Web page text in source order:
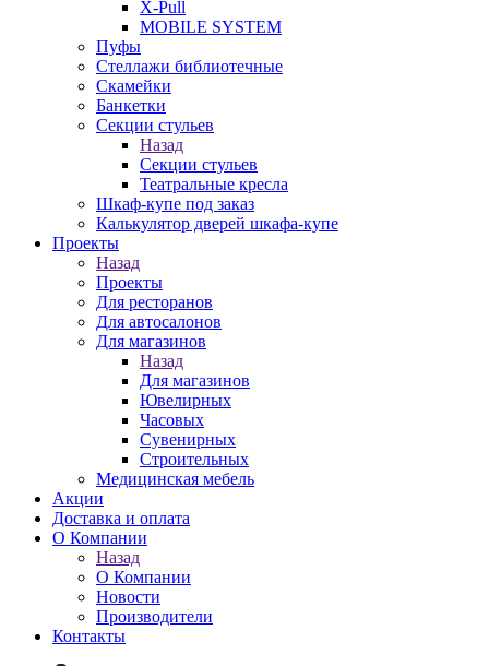
X-Pull
MOBILE SYSTEM
Пуфы
Стеллажи библиотечные
Скамейки
Банкетки
Секции стульев
Назад
Секции стульев
Театральные кресла
Шкаф-купе под заказ
Калькулятор дверей шкафа-купе
Проекты
Назад
Проекты
Для ресторанов
Для автосалонов
Для магазинов
Назад
Для магазинов
Ювелирных
Часовых
Сувенирных
Строительных
Медицинская мебель
Акции
Доставка и оплата
О Компании
Назад
О Компании
Новости
Производители
Контакты